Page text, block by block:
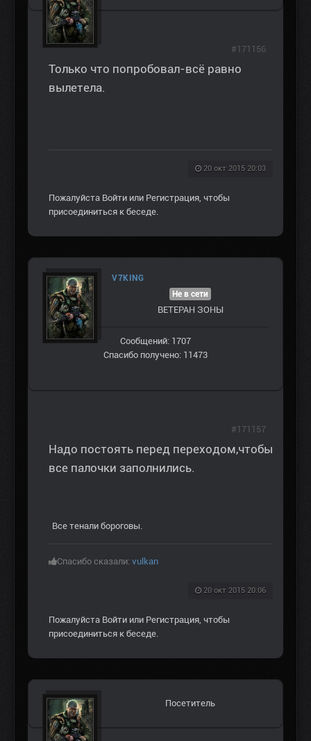
Только что попробовал-всё равно
вылетела.
20 окт 2015 20:03
#171156
Пожалуйста Войти или Регистрация, чтобы
присоединиться к беседе.
V7KING
Не в сети
ВЕТЕРАН ЗOНЫ
Сообщений: 1707
Спасибо получено: 11473
Надо постоять перед переходом,чтобы
все палочки заполнились.
Все тенали бороговы.
Спасибо сказали: vulkan
20 окт 2015 20:06
#171157
Пожалуйста Войти или Регистрация, чтобы
присоединиться к беседе.
Посетитель